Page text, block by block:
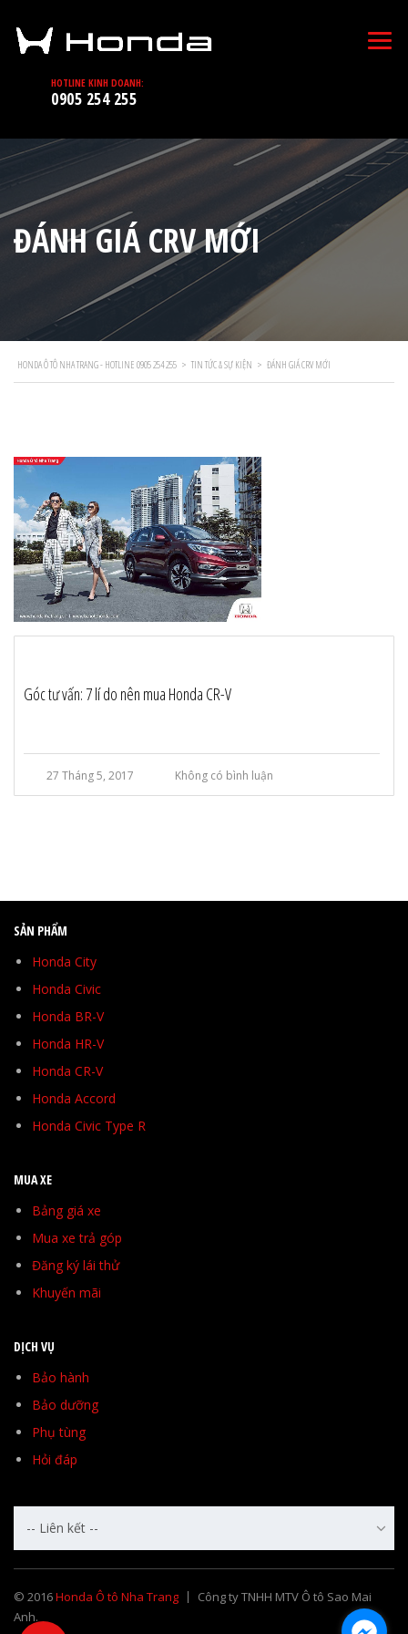
HOTLINE KINH DOANH:
0905 254 255
ĐÁNH GIÁ CRV MỚI
HONDA Ô TÔ NHA TRANG - HOTLINE 0905 254 255 > TIN TỨC & SỰ KIỆN > ĐÁNH GIÁ CRV MỚI
Góc tư vấn: 7 lí do nên mua Honda CR-V
27 Tháng 5, 2017 Không có bình luận
SẢN PHẨM
Honda City
Honda Civic
Honda BR-V
Honda HR-V
Honda CR-V
Honda Accord
Honda Civic Type R
MUA XE
Bảng giá xe
Mua xe trả góp
Đăng ký lái thử
Khuyến mãi
DỊCH VỤ
Bảo hành
Bảo dưỡng
Phụ tùng
Hỏi đáp
-- Liên kết --
© 2016Honda Ô tô Nha Trang
Công ty TNHH MTV Ô tô Sao Mai
Anh.